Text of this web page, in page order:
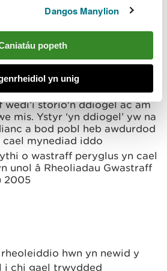
Dangos Manylion
popeth
yn unig
storio ar unrhyw un safle, ar
fwy nag 20 metr ciwbig
y gwastraff peryglus sydd
safle, ar unrhyw adeg, yn
ciwbig
wedi’i storio'n ddiogel ac am
mis. Ystyr ‘yn ddiogel’ yw na
a bod pobl heb awdurdod
cael mynediad iddo
o wastraff peryglus yn cael
unol â Rheoliadau Gwastraff
2005
hwn yn newid y
chi gael trwydded